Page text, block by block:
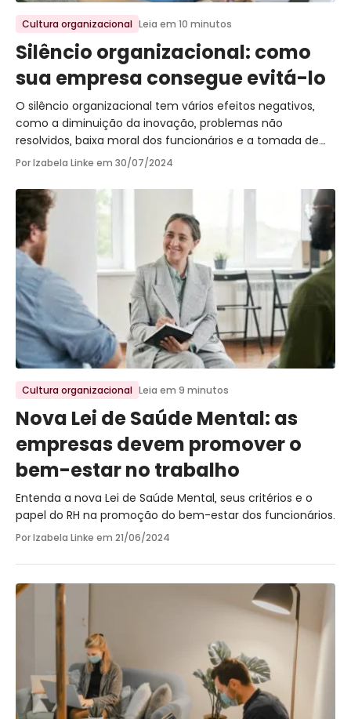
Ir para o post
Cultura organizacional Leia em 10 minutos
Silêncio organizacional: como
sua empresa consegue evitá-lo
O silêncio organizacional tem vários efeitos negativos,
como a diminuição da inovação, problemas não
resolvidos, baixa moral dos funcionários e a tomada de
decisões baseadas em informações incompletas.
Por Izabela Linke em 30/07/2024
Ir para o post
Cultura organizacional Leia em 9 minutos
Nova Lei de Saúde Mental: as
empresas devem promover o
bem-estar no trabalho
Entenda a nova Lei de Saúde Mental, seus critérios e o
papel do RH na promoção do bem-estar dos funcionários.
Por Izabela Linke em 21/06/2024